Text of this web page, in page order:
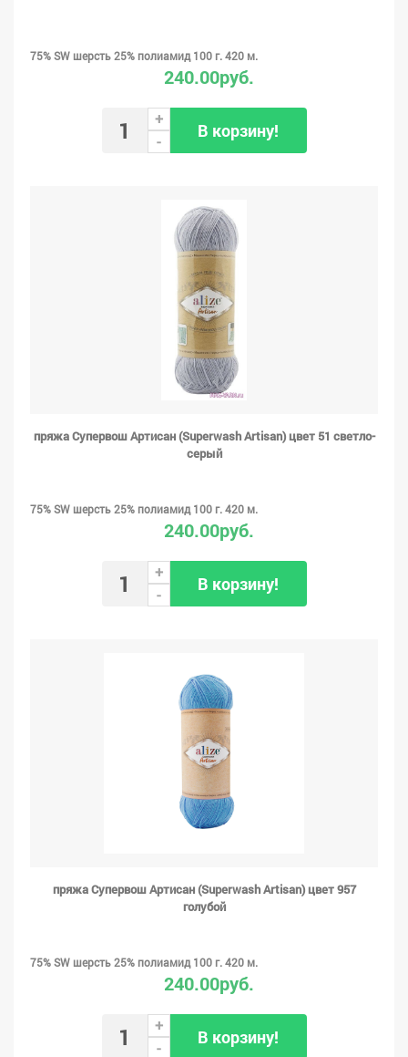
75% SW шерсть 25% полиамид 100 г. 420 м.
240.00руб.
+
-
В корзину!
пряжа Супервош Артисан (Superwash Artisan) цвет 51 светло-
серый
75% SW шерсть 25% полиамид 100 г. 420 м.
240.00руб.
+
-
В корзину!
пряжа Супервош Артисан (Superwash Artisan) цвет 957
голубой
75% SW шерсть 25% полиамид 100 г. 420 м.
240.00руб.
+
-
В корзину!